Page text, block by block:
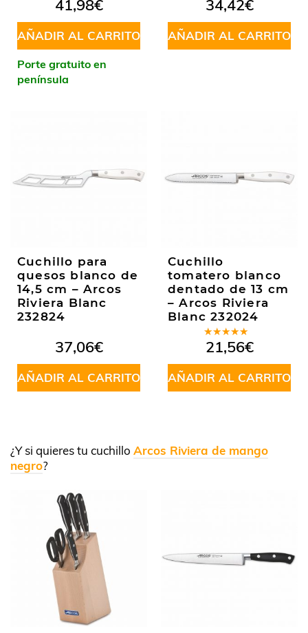
en5.00de
5
41,98€
AÑADIR AL CARRITO
Porte gratuito en
península
en5.00de
5
34,42€
AÑADIR AL CARRITO
Cuchillo para
quesos blanco de
14,5 cm – Arcos
Riviera Blanc
232824
37,06€
AÑADIR AL CARRITO
Cuchillo
tomatero blanco
dentado de 13 cm
– Arcos Riviera
Blanc 232024
Valorado
en5.00de
5
21,56€
AÑADIR AL CARRITO
¿Y si quieres tu cuchillo Arcos Riviera de mango
negro?